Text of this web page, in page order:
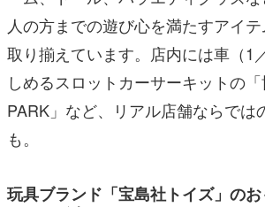
人の方までの遊び心を満たすアイ
取り揃えています。店内には車（1
しめるスロットカーサーキットの
PARK」など、リアル店舗ならでは
も。
玩具ブランド「宝島社トイズ」の